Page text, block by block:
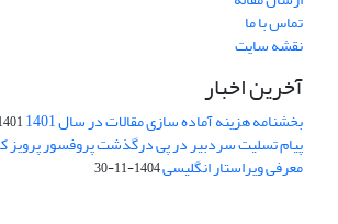
تماس با ما
نقشه سایت
آخرین اخبار
بخشنامه هزینه آماده سازی مقالات در سال 1401 02-29
پیام تسلیت سردبیر در پی درگذشت پروفسور پرویز
معرفی ویراستار انگلیسی1404-11-30